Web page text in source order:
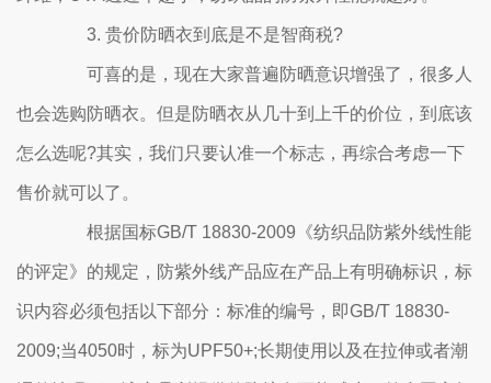
3. 贵价防晒衣到底是不是智商税?
可喜的是，现在大家普遍防晒意识增强了，很多人
也会选购防晒衣。但是防晒衣从几十到上千的价位，到底该
怎么选呢?其实，我们只要认准一个标志，再综合考虑一下
售价就可以了。
根据国标GB/T 18830-2009《纺织品防紫外线性能
的评定》的规定，防紫外线产品应在产品上有明确标识，标
识内容必须包括以下部分：标准的编号，即GB/T 18830-
2009;当4050时，标为UPF50+;长期使用以及在拉伸或者潮